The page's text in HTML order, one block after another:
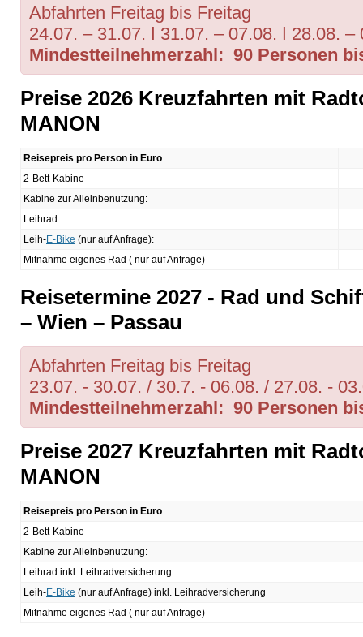
Abfahrten Freitag bis Freitag
24.07. – 31.07. ǀ 31.07. – 07.08. ǀ 28.08. –
Mindestteilnehmerzahl: 90 Personen
Preise 2026 Kreuzfahrten mit
MANON
Reisepreis pro Person in Euro
2-Bett-Kabine
Kabine zur Alleinbenutzung:
Leihrad:
Leih-E-Bike (nur auf Anfrage):
Mitnahme eigenes Rad ( nur auf Anfrage)
Reisetermine 2027 - Rad und
– Wien – Passau
Abfahrten Freitag bis Freitag
23.07. - 30.07. / 30.7. - 06.08. / 27.08. -
Mindestteilnehmerzahl: 90 Personen
Preise 2027 Kreuzfahrten mit
MANON
Reisepreis pro Person in Euro
2-Bett-Kabine
Kabine zur Alleinbenutzung:
Leihrad inkl. Leihradversicherung
Leih-E-Bike (nur auf Anfrage) inkl. Leihradversicherung
Mitnahme eigenes Rad ( nur auf Anfrage)